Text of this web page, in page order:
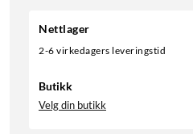
Nettlager
2-6 virkedagers leveringstid
Butikk
Velg din butikk